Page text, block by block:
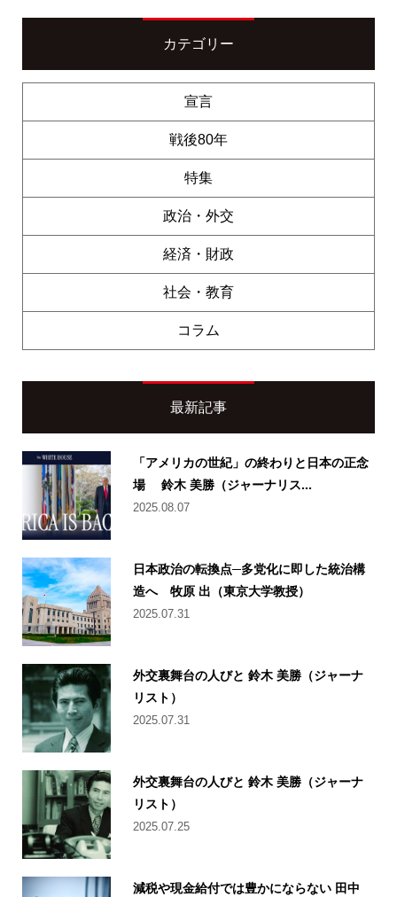
カテゴリー
宣言
戦後80年
特集
政治・外交
経済・財政
社会・教育
コラム
最新記事
「アメリカの世紀」の終わりと日本の正念
場 鈴木 美勝（ジャーナリス...
2025.08.07
日本政治の転換点─多党化に即した統治構
造へ 牧原 出（東京大学教授）
2025.07.31
外交裏舞台の人びと 鈴木 美勝（ジャーナ
リスト）
2025.07.31
外交裏舞台の人びと 鈴木 美勝（ジャーナ
リスト）
2025.07.25
減税や現金給付では豊かにならない 田中